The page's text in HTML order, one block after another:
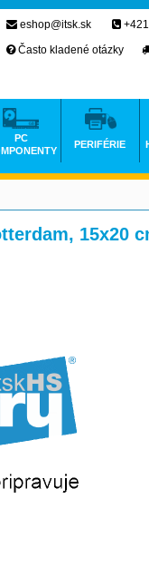
15x20
eshop@itsk.sk
Často kladené otázky
PC
PERIFÉRIE